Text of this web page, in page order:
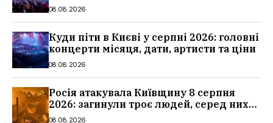
08.08.2026
Куди піти в Києві у серпні 2026: головні
концерти місяця, дати, артисти та ціни
08.08.2026
Росія атакувала Київщину 8 серпня
2026: загинули троє людей, серед них
дитина, наслідки
08.08.2026